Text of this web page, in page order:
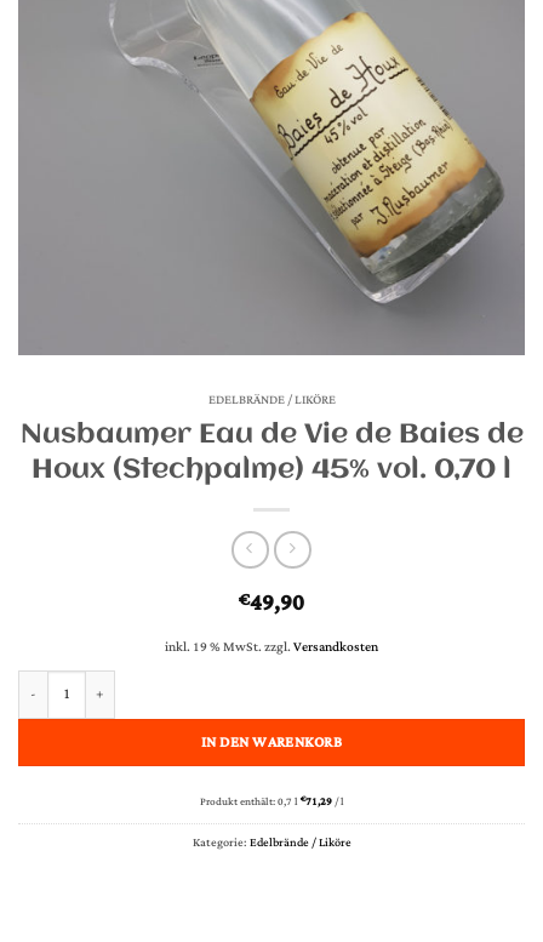
EDELBRÄNDE / LIKÖRE
Nusbaumer Eau de Vie de Baies de
Houx (Stechpalme) 45% vol. 0,70 l
€49,90
inkl. 19 % MwSt.zzgl.Versandkosten
Nusbaumer Eau de Vie de Baies de Houx (Stechpalme) 45% vol. 0,70 l Menge
IN DEN WARENKORB
Produkt enthält: 0,7l €71,29/l
Kategorie:Edelbrände / Liköre